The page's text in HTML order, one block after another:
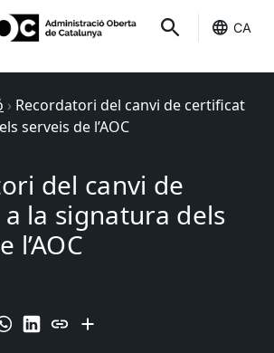
CA
› Recordatori del canvi de certificat
serveis de l’AOC
del canvi de
la signatura dels
l’AOC